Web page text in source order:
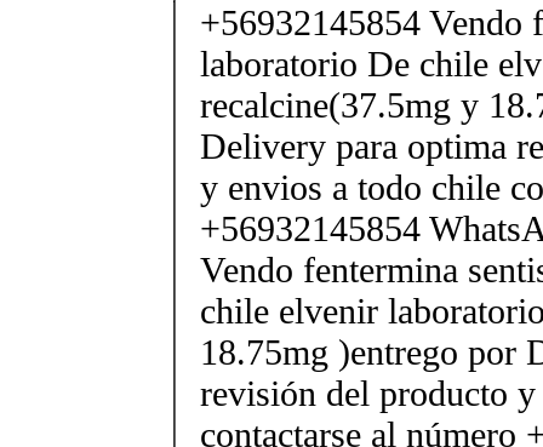
+56932145854 Vendo
laboratorio De chile
recalcine(37.5mg y
Delivery para optima
y envios a todo chile
+56932145854
Vendo fentermina
chile elvenir
18.75mg )entrego por
revisión del producto
contactarse al número